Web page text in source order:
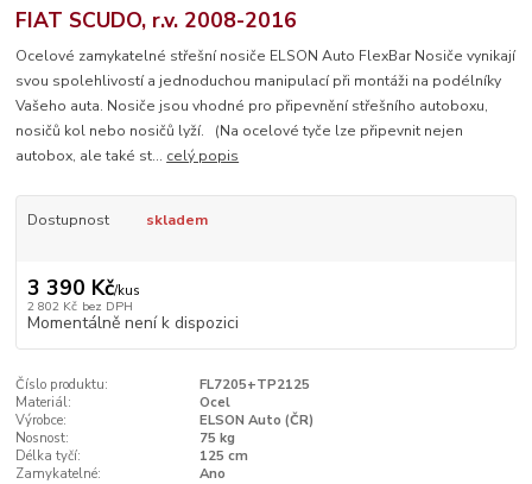
FIAT SCUDO, r.v. 2008-2016
Ocelové zamykatelné střešní nosiče ELSON Auto FlexBar Nosiče vynikají
svou spolehlivostí a jednoduchou manipulací při montáži na podélníky
Vašeho auta. Nosiče jsou vhodné pro připevnění střešního autoboxu,
nosičů kol nebo nosičů lyží. (Na ocelové tyče lze připevnit nejen
autobox, ale také st... celý popis
Dostupnost skladem
3 390 Kč/kus
2 802 Kč bez DPH
Momentálně není k dispozici
Číslo produktu:
FL7205+TP2125
Materiál:
Ocel
Výrobce:
ELSON Auto (ČR)
Nosnost:
75 kg
Délka tyčí:
125 cm
Zamykatelné:
Ano